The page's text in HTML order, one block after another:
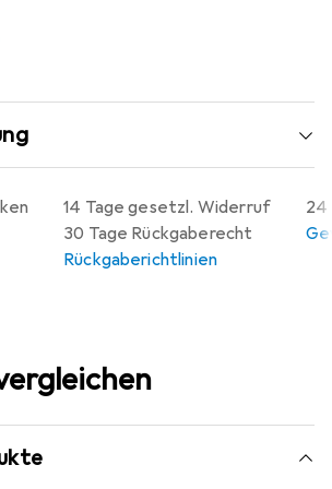
14 Tage gesetzl. Widerruf
30 Tage Rückgaberecht
Rückgaberichtlinien
24